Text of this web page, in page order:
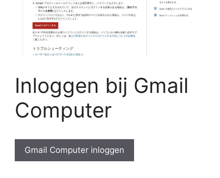
Inloggen bij Gmail
Computer
Gmail Computer inloggen